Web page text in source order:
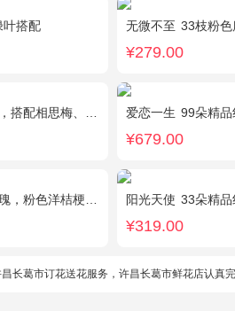
叶搭配 无微不至 33枝粉
¥279.00
、黄莺穿插点缀。 爱恋一生 99朵精品
¥679.00
、红豆、尤加利搭配 阳光天使 33朵精品红
¥319.00
长葛市订花送花服务，许昌长葛市鲜花店认真